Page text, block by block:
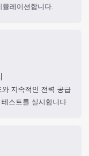
레이션합니다.
지속적인 전력 공급
스트를 실시합니다.